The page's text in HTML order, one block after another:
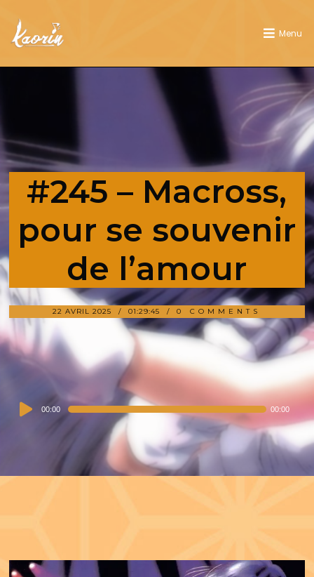
Menu
#245 – Macross,
pour se souvenir
de l’amour
22 AVRIL 2025 01:29:45 0 COMMENTS
Audio
00:00 00:00